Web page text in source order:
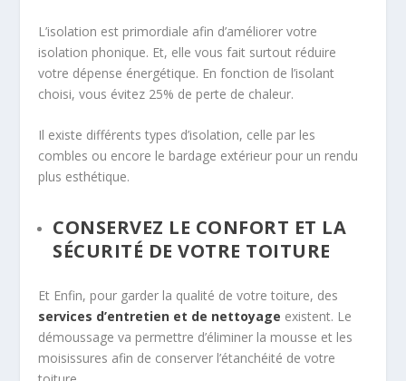
L’isolation est primordiale afin d’améliorer votre
isolation phonique. Et, elle vous fait surtout réduire
votre dépense énergétique. En fonction de l’isolant
choisi, vous évitez 25% de perte de chaleur.
Il existe différents types d’isolation, celle par les
combles ou encore le bardage extérieur pour un rendu
plus esthétique.
CONSERVEZ LE CONFORT ET LA
SÉCURITÉ DE VOTRE TOITURE
Et Enfin, pour garder la qualité de votre toiture, des
services d’entretien et de nettoyage existent. Le
démoussage va permettre d’éliminer la mousse et les
moisissures afin de conserver l’étanchéité de votre